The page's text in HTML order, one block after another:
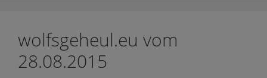
wolfsgeheul.eu vom
28.08.2015